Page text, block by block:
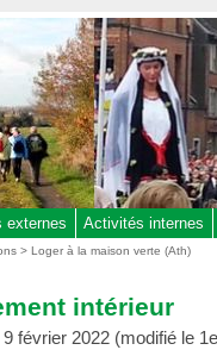
externes Activités internes
>Loger à la maison verte (Ath)
intérieur
9 février 2022 (modifié le